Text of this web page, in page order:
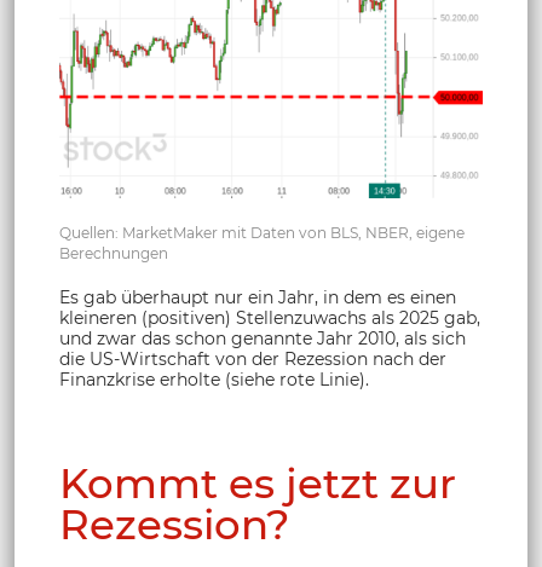
Quellen: MarketMaker mit Daten von BLS, NBER, eigene
Berechnungen
Es gab überhaupt nur ein Jahr, in dem es einen
kleineren (positiven) Stellenzuwachs als 2025 gab,
und zwar das schon genannte Jahr 2010, als sich
die US-Wirtschaft von der Rezession nach der
Finanzkrise erholte (siehe rote Linie).
Kommt es jetzt zur
Rezession?